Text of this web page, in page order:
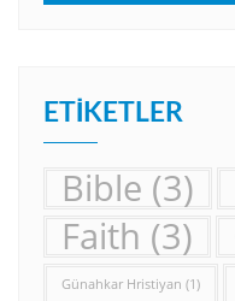
ETIKETLER
Bible (3)
Faith (3)
Günahkar Hristiyan (1)